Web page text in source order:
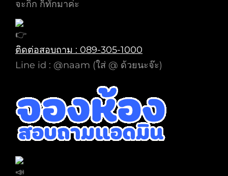
จะกิ้ก ก็ทักมาค่ะ
ติดต่อสอบถาม : 089-305-1000
Line id : @naam (ใส่ @ ด้วยนะจ๊ะ)